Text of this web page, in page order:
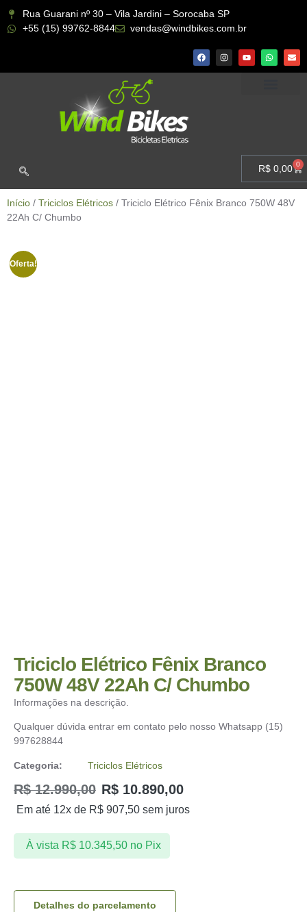
Rua Guarani nº 30 – Vila Jardini – Sorocaba SP
+55 (15) 99762-8844
vendas@windbikes.com.br
R$ 0,00 0
Início / Triciclos Elétricos / Triciclo Elétrico Fênix Branco 750W 48V
22Ah C/ Chumbo
Oferta!
Triciclo Elétrico Fênix Branco
750W 48V 22Ah C/ Chumbo
Informações na descrição.
Qualquer dúvida entrar em contato pelo nosso Whatsapp (15)
997628844
Categoria: Triciclos Elétricos
R$12.990,00 R$ 10.890,00
Em até 12x de R$ 907,50 sem juros
À vista R$10.345,50 no Pix
Detalhes do parcelamento